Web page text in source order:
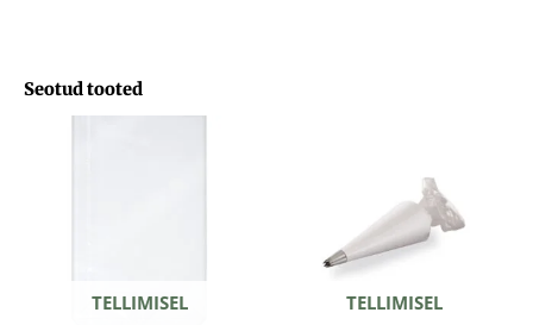
Seotud tooted
TELLIMISEL TELLIMISEL